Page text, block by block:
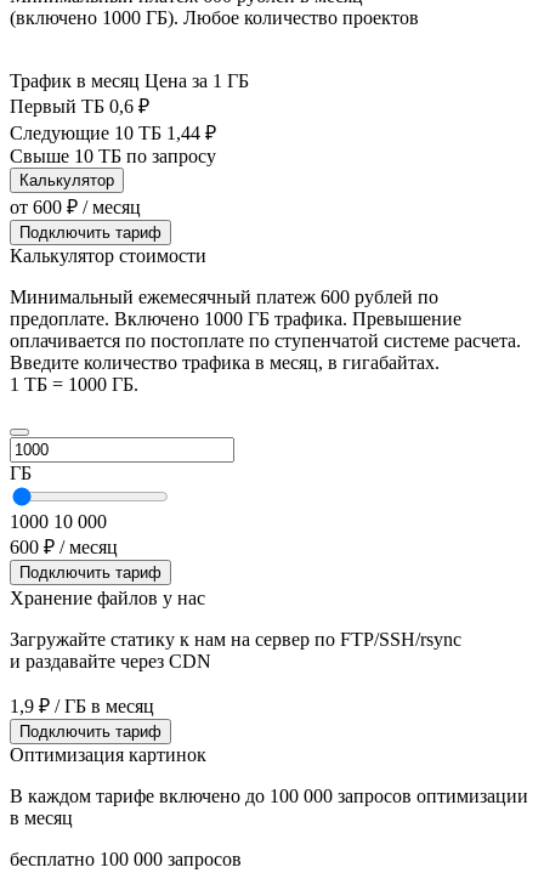
(включено 1000 ГБ). Любое количество проектов
Трафик в месяц Цена за 1 ГБ
Первый ТБ 0,6 ₽
Следующие 10 ТБ 1,44 ₽
Свыше 10 ТБ по запросу
Калькулятор
от 600 ₽ / месяц
Подключить тариф
Калькулятор стоимости
Минимальный ежемесячный платеж 600 рублей по
предоплате. Включено 1000 ГБ трафика. Превышение
оплачивается по постоплате по ступенчатой системе расчета.
Введите количество трафика в месяц, в гигабайтах.
1 ТБ = 1000 ГБ.
ГБ
1000 10 000
600 ₽ / месяц
Подключить тариф
Хранение файлов у нас
Загружайте статику к нам на сервер по FTP/SSH/rsync
и раздавайте через CDN
1,9 ₽ / ГБ в месяц
Подключить тариф
Оптимизация картинок
В каждом тарифе включено до 100 000 запросов оптимизации
в месяц
бесплатно 100 000 запросов